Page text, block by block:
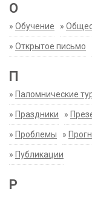
О
» Обучение »
» Открытое письмо
П
» Паломнические
» Праздники »
» Проблемы »
» Публикации
Р